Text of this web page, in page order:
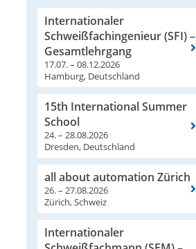
Internationaler
Schweißfachingenieur (SFI) –
Gesamtlehrgang
17.07. – 08.12.2026
Hamburg, Deutschland
15th International Summer
School
24. – 28.08.2026
Dresden, Deutschland
all about automation Zürich
26. – 27.08.2026
Zürich, Schweiz
Internationaler